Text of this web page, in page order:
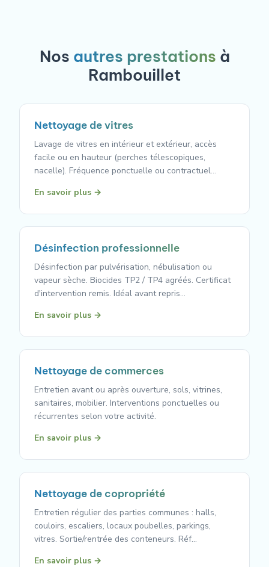
Nos autres prestations à
Rambouillet
Nettoyage de vitres
Lavage de vitres en intérieur et extérieur, accès
facile ou en hauteur (perches télescopiques,
nacelle). Fréquence ponctuelle ou contractuel…
En savoir plus →
Désinfection professionnelle
Désinfection par pulvérisation, nébulisation ou
vapeur sèche. Biocides TP2 / TP4 agréés. Certificat
d'intervention remis. Idéal avant repris…
En savoir plus →
Nettoyage de commerces
Entretien avant ou après ouverture, sols, vitrines,
sanitaires, mobilier. Interventions ponctuelles ou
récurrentes selon votre activité.
En savoir plus →
Nettoyage de copropriété
Entretien régulier des parties communes : halls,
couloirs, escaliers, locaux poubelles, parkings,
vitres. Sortie/rentrée des conteneurs. Réf…
En savoir plus →